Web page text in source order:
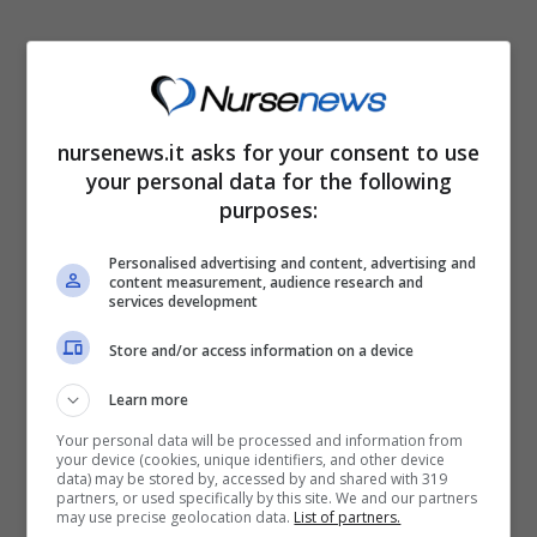
C’è un altro caso in cui il contribuente rientra
nella no tax area: quello in cui l’IRPEF da
pagare risultaminore rispetto a quella che il
contribuente deve recuperare
se il contribuente ha un debito di 2 mila euro
di tasse verso lo Stato e al tempo stesso un
recupero di spese mediche per 3 mila euro, i
mille euro di differenza sono incapienti.
nursenews.it asks for your consent to use
your personal data for the following
purposes:
Personalised advertising and content, advertising and
content measurement, audience research and
services development
Store and/or access information on a device
Learn more
Your personal data will be processed and information from
your device (cookies, unique identifiers, and other device
data) may be stored by, accessed by and shared with 319
partners, or used specifically by this site. We and our partners
may use precise geolocation data. List of partners.